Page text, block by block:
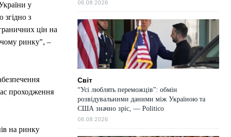
у
згідно з
цін на
ринку", –
проходження
на ринку
06.08.2026
Світ
“Усі люблять переможців”: обмін
розвідувальними даними між Україною та
США значно зріс, — Politico
06.08.2026